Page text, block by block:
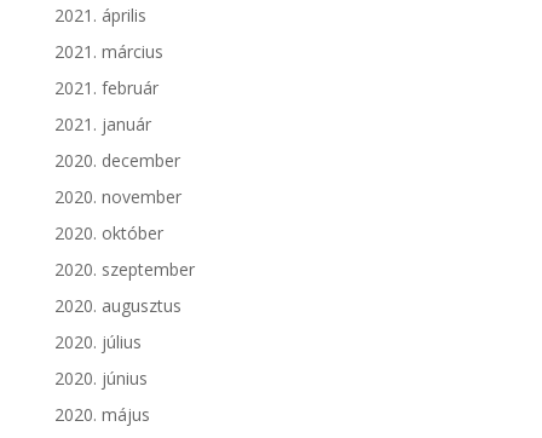
2021. április
2021. március
2021. február
2021. január
2020. december
2020. november
2020. október
2020. szeptember
2020. augusztus
2020. július
2020. június
2020. május